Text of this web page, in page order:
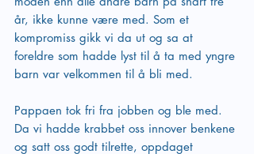
år, ikke kunne være med. Som et
kompromiss gikk vi da ut og sa at
foreldre som hadde lyst til å ta med yngre
barn var velkommen til å bli med.
Pappaen tok fri fra jobben og ble med.
Da vi hadde krabbet oss innover benkene
og satt oss godt tilrette, oppdaget